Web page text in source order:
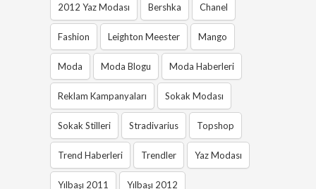
2012 Yaz Modası Bershka Chanel
Fashion Leighton Meester Mango
Moda Moda Blogu Moda Haberleri
Reklam Kampanyaları Sokak Modası
Sokak Stilleri Stradivarius Topshop
Trend Haberleri Trendler Yaz Modası
Yılbaşı 2011 Yılbaşı 2012